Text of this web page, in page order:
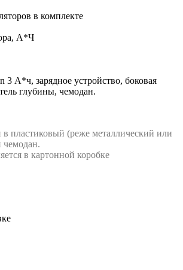
в комплекте
А*Ч
3 А*ч, зарядное устройство, боковая
глубины, чемодан.
в пластиковый (реже металлический или
чемодан.
в картонной коробке